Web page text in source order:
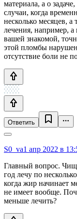
материала, а о
случаи, когда
несколько месяцев, а
лечения, например, а
вашей знакомой,
этой пломбы
отсутствие боли не
Ответить
S0_va1 апр 2022 в
Главный вопрос.
год лечу по
когда жир начинает
не имеет вообще.
меньше лечить?